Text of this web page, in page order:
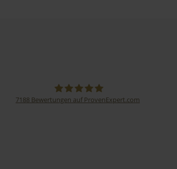
7188 Bewertungen auf ProvenExpert.com